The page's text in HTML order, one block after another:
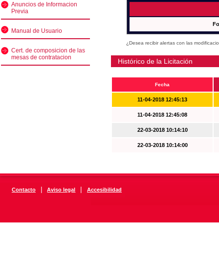
Anuncios de Informacion
Previa
Manual de Usuario
Cert. de composicion de las
mesas de contratacion
¿Desea recibir alertas con las
Histórico de la Licitación
Fecha
11-04-2018 12:45:13
11-04-2018 12:45:08
22-03-2018 10:14:10
22-03-2018 10:14:00
Contacto | Aviso legal | Accesibilidad